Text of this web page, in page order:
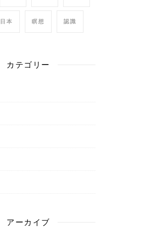
日本 瞑想 認識
カテゴリー
アーカイブ